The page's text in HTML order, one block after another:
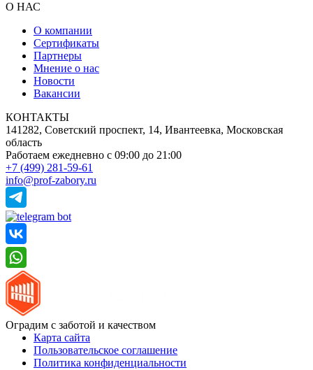
О НАС
О компании
Сертификаты
Партнеры
Мнение о нас
Новости
Вакансии
КОНТАКТЫ
141282, Советский проспект, 14, Ивантеевка, Московская
область
Работаем ежедневно с 09:00 до 21:00
+7 (499) 281-59-61
info@prof-zabory.ru
Оградим с заботой и качеством
Карта сайта
Пользовательское соглашение
Политика конфиденциальности